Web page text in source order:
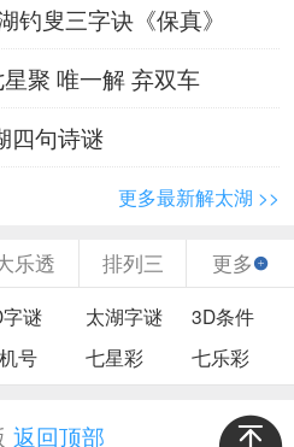
钓叟三字诀《保真》
聚 唯一解 弃双车
四句诗谜
更多最新解太湖 >>
乐透 排列三 更多
谜 太湖字谜
3D条件
号 七星彩 七乐彩
返回顶部